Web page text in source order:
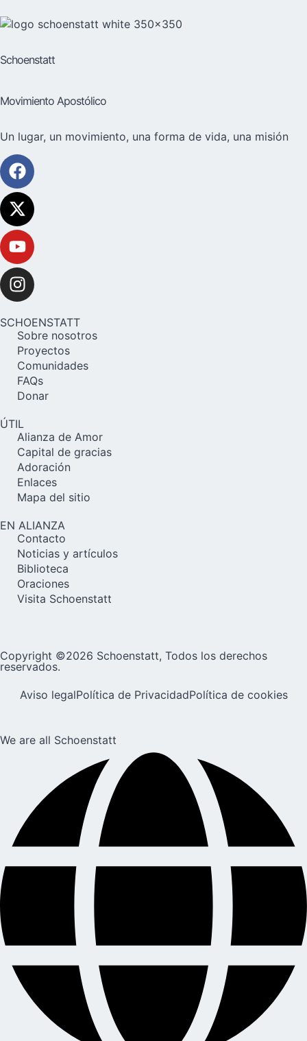
Schoenstatt
Movimiento Apostólico
Un lugar, un movimiento, una forma de vida, una misión
SCHOENSTATT
Sobre nosotros
Proyectos
Comunidades
FAQs
Donar
ÚTIL
Alianza de Amor
Capital de gracias
Adoración
Enlaces
Mapa del sitio
EN ALIANZA
Contacto
Noticias y artículos
Biblioteca
Oraciones
Visita Schoenstatt
Copyright ©2026 Schoenstatt, Todos los derechos
reservados.
Aviso legalPolítica de PrivacidadPolítica de cookies
We are all Schoenstatt